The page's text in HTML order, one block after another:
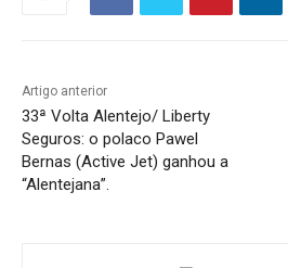
Artigo anterior
33ª Volta Alentejo/ Liberty
Seguros: o polaco Pawel
Bernas (Active Jet) ganhou a
“Alentejana”.